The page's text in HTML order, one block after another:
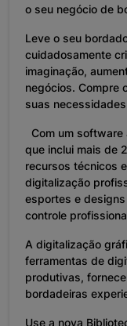
o seu negócio de
Leve o seu
cuidadosamente
imaginação,
negócios. Compre
suas
Com um
que inclui mais de
recursos técnicos
digitalização
esportes e
controle
A digitalização
ferramentas de
produtivas,
bordadeiras
Use a nova